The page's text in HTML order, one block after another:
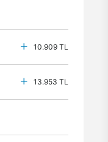
10.909 TL
13.953 TL